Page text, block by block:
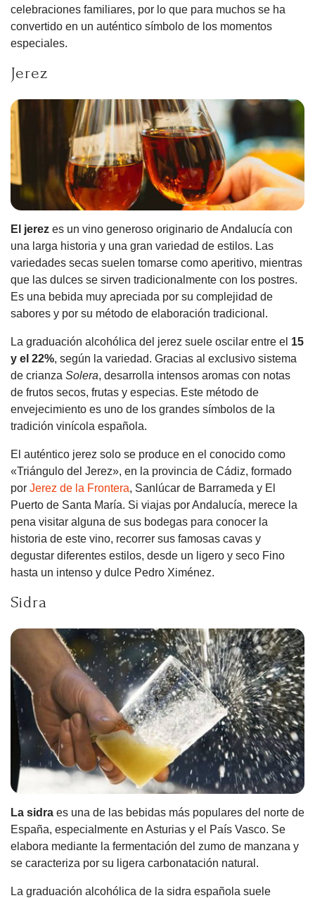
celebraciones familiares, por lo que para muchos se ha
convertido en un auténtico símbolo de los momentos
especiales.
Jerez
El jerez es un vino generoso originario de Andalucía con
una larga historia y una gran variedad de estilos. Las
variedades secas suelen tomarse como aperitivo, mientras
que las dulces se sirven tradicionalmente con los postres.
Es una bebida muy apreciada por su complejidad de
sabores y por su método de elaboración tradicional.
La graduación alcohólica del jerez suele oscilar entre el 15
y el 22%, según la variedad. Gracias al exclusivo sistema
de crianza Solera, desarrolla intensos aromas con notas
de frutos secos, frutas y especias. Este método de
envejecimiento es uno de los grandes símbolos de la
tradición vinícola española.
El auténtico jerez solo se produce en el conocido como
«Triángulo del Jerez», en la provincia de Cádiz, formado
por Jerez de la Frontera, Sanlúcar de Barrameda y El
Puerto de Santa María. Si viajas por Andalucía, merece la
pena visitar alguna de sus bodegas para conocer la
historia de este vino, recorrer sus famosas cavas y
degustar diferentes estilos, desde un ligero y seco Fino
hasta un intenso y dulce Pedro Ximénez.
Sidra
La sidra es una de las bebidas más populares del norte de
España, especialmente en Asturias y el País Vasco. Se
elabora mediante la fermentación del zumo de manzana y
se caracteriza por su ligera carbonatación natural.
La graduación alcohólica de la sidra española suele